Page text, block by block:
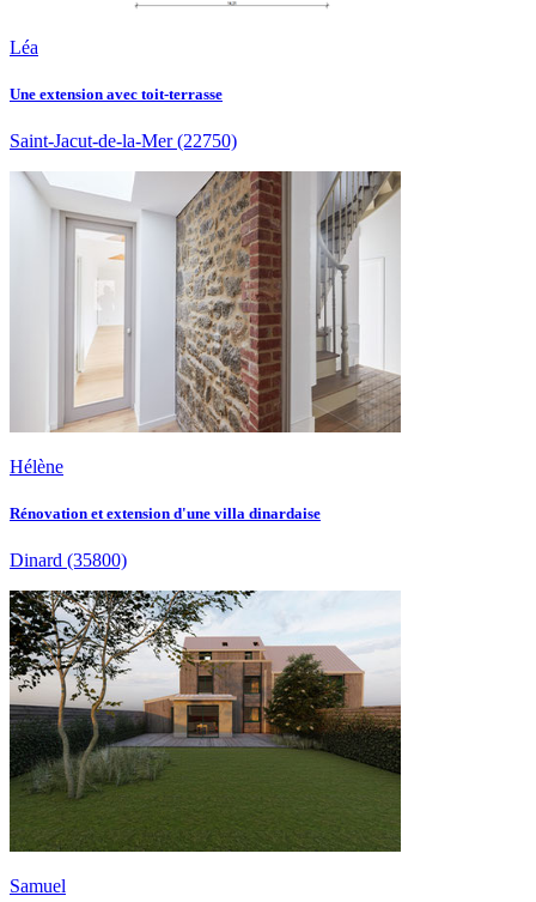
Léa
Une extension avec toit-terrasse
Saint-Jacut-de-la-Mer(22750)
Hélène
Rénovation et extension d'une villa dinardaise
Dinard (35800)
Samuel